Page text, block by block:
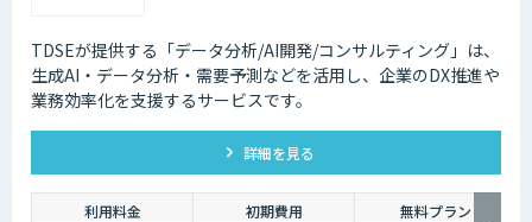
TDSEが提供する「データ分析/AI開発/コンサルティング」は、
生成AI・データ分析・需要予測などを活用し、企業のDX推進や
業務効率化を支援するサービスです。
詳細を見る
利用料金 初期費用
無料プラン